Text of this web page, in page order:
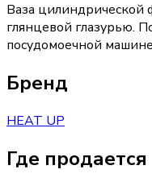
Ваза
глянцевой глазурью.
посудомоечной
Бренд
HEAT UP
Где продается